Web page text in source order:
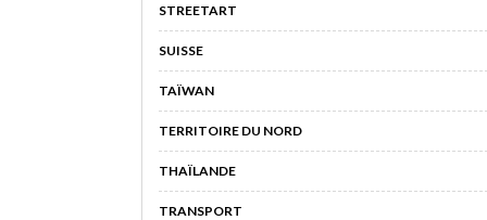
STREETART
SUISSE
TAÏWAN
TERRITOIRE DU NORD
THAÏLANDE
TRANSPORT